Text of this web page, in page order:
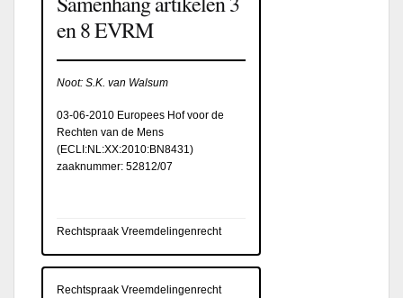
en 8 EVRM
Noot: S.K. van Walsum
03-06-2010 Europees Hof voor de
Rechten van de Mens
(ECLI:NL:XX:2010:BN8431)
zaaknummer: 52812/07
Rechtspraak Vreemdelingenrecht
Rechtspraak Vreemdelingenrecht